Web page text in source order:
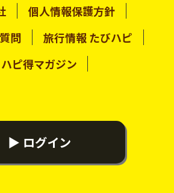
個人情報保護方針
問
旅行情報 たびハピ
ハピ得マガジン
▶ ログイン